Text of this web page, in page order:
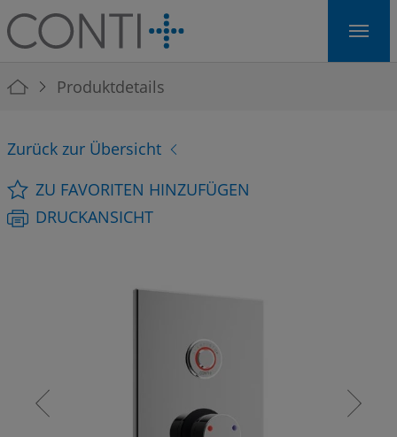
Skip to main navigation
Skip to main content
Skip to page footer
You are here:
Produktdetails
Zurück zur Übersicht
ZU FAVORITEN HINZUFÜGEN
DRUCKANSICHT